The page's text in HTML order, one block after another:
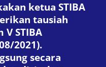
ketua STIBA
tausiah
STIBA
2021).
secara